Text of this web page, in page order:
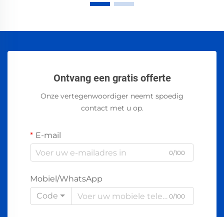
Ontvang een gratis offerte
Onze vertegenwoordiger neemt spoedig
contact met u op.
E-mail
0/100
Mobiel/WhatsApp
Code
0/100